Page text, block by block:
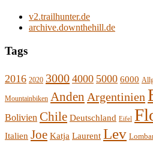
v2.trailhunter.de
archive.downthehill.de
Tags
2016 2020 3000 4000 5000 6000
Mountainbiken Anden Argentinien
Bolivien Chile Deutschland Eifel
Italien Joe Katja Laurent Lev